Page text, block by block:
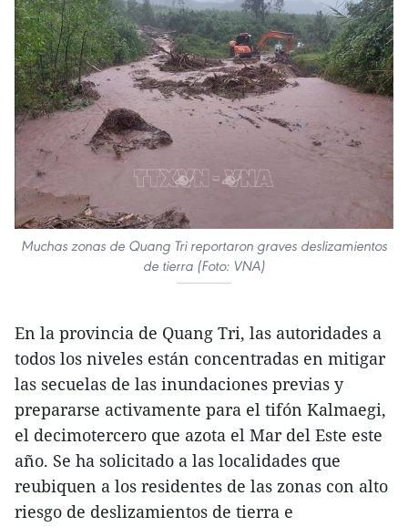
Muchas zonas de Quang Tri reportaron graves deslizamientos
de tierra (Foto: VNA)
En la provincia de Quang Tri, las autoridades a
todos los niveles están concentradas en mitigar
las secuelas de las inundaciones previas y
prepararse activamente para el tifón Kalmaegi,
el decimotercero que azota el Mar del Este este
año. Se ha solicitado a las localidades que
reubiquen a los residentes de las zonas con alto
riesgo de deslizamientos de tierra e